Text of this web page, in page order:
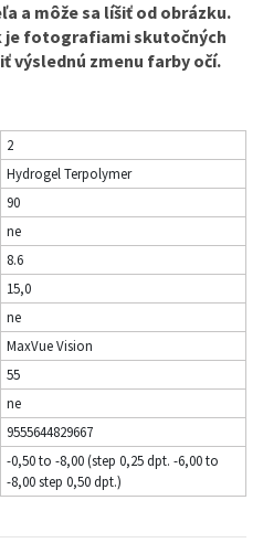
a môže sa líšiť od obrázku.
je fotografiami skutočných
výslednú zmenu farby očí.
2
Hydrogel Terpolymer
90
ne
8.6
15,0
ne
MaxVue Vision
55
ne
9555644829667
-0,50 to -8,00 (step 0,25 dpt. -6,00 to
-8,00 step 0,50 dpt.)